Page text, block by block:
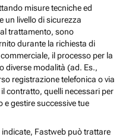
misure tecniche ed
un livello di sicurezza
trattamento, sono
durante la richiesta di
il processo per la
diverse modalità (ad. Es.,
registrazione telefonica o via
contratto, quelli necessari per
e gestire successive tue
Fastweb può trattare